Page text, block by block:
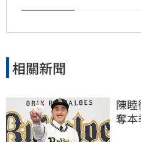
相關新聞
陳
奪